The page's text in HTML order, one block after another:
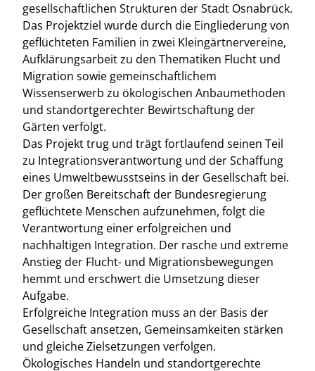
gesellschaftlichen Strukturen der Stadt Osnabrück.
Das Projektziel wurde durch die Eingliederung von
geflüchteten Familien in zwei Kleingärtnervereine,
Aufklärungsarbeit zu den Thematiken Flucht und
Migration sowie gemeinschaftlichem
Wissenserwerb zu ökologischen Anbaumethoden
und standortgerechter Bewirtschaftung der
Gärten verfolgt.
Das Projekt trug und trägt fortlaufend seinen Teil
zu Integrationsverantwortung und der Schaffung
eines Umweltbewusstseins in der Gesellschaft bei.
Der großen Bereitschaft der Bundesregierung
geflüchtete Menschen aufzunehmen, folgt die
Verantwortung einer erfolgreichen und
nachhaltigen Integration. Der rasche und extreme
Anstieg der Flucht- und Migrationsbewegungen
hemmt und erschwert die Umsetzung dieser
Aufgabe.
Erfolgreiche Integration muss an der Basis der
Gesellschaft ansetzen, Gemeinsamkeiten stärken
und gleiche Zielsetzungen verfolgen.
Ökologisches Handeln und standortgerechte